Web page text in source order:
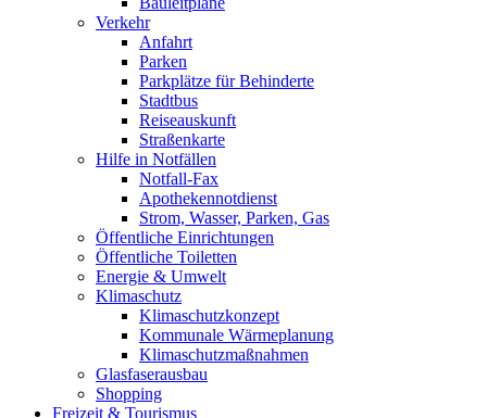
Verkehr
Anfahrt
Parken
Parkplätze für Behinderte
Stadtbus
Reiseauskunft
Straßenkarte
Hilfe in Notfällen
Notfall-Fax
Apothekennotdienst
Strom, Wasser, Parken, Gas
Öffentliche Einrichtungen
Öffentliche Toiletten
Energie & Umwelt
Klimaschutz
Klimaschutzkonzept
Kommunale Wärmeplanung
Klimaschutzmaßnahmen
Glasfaserausbau
Shopping
Freizeit & Tourismus